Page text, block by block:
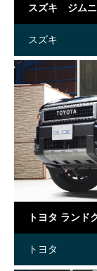
スズキ ジム
スズキ
トヨタ ランド
トヨタ